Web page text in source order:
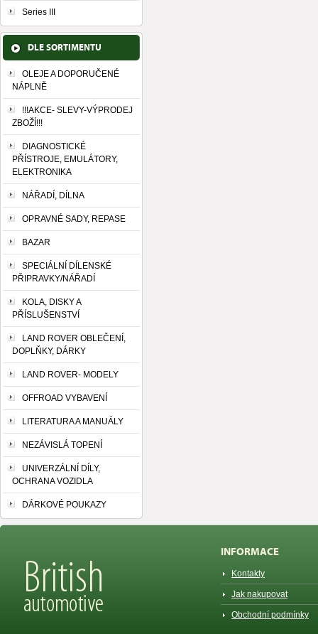
Series III
DLE SORTIMENTU
OLEJE A DOPORUČENÉ
NÁPLNĚ
!!!AKCE- SLEVY-VÝPRODEJ
ZBOŽÍ!!!
DIAGNOSTICKÉ
PŘÍSTROJE, EMULÁTORY,
ELEKTRONIKA
NÁŘADÍ, DÍLNA
OPRAVNÉ SADY, REPASE
BAZAR
SPECIÁLNÍ DÍLENSKÉ
PŘIPRAVKY/NÁŘADÍ
KOLA, DISKY A
PŘÍSLUŠENSTVÍ
LAND ROVER OBLEČENÍ,
DOPLŇKY, DÁRKY
LAND ROVER- MODELY
OFFROAD VYBAVENÍ
LITERATURA A MANUÁLY
NEZÁVISLÁ TOPENÍ
UNIVERZÁLNÍ DÍLY,
OCHRANA VOZIDLA
DÁRKOVÉ POUKAZY
INFORMACE
Kontakty
Jak nakupovat
Obchodní podmínky